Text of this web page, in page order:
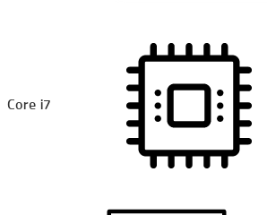
Core i7